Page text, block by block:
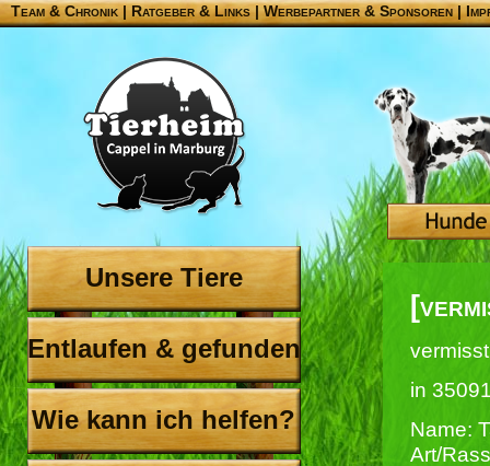
Team & Chronik |Ratgeber & Links|Werbepartner & Sponsoren|
Unsere Tiere
Entlaufen & gefunden
Wie kann ich helfen?
in
Name:
Art/